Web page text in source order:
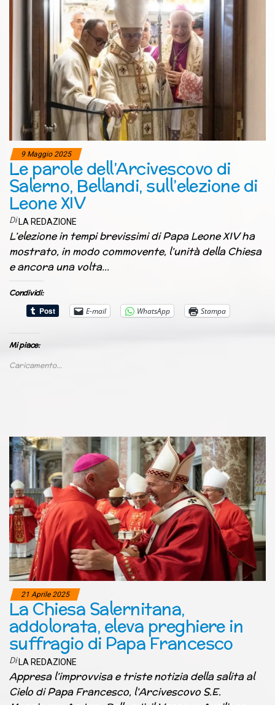
9 Maggio 2025
Le parole dell’Arcivescovo di
Salerno, Bellandi, sull’elezione di
Leone XIV
Di LA REDAZIONE
L’elezione in tempi brevissimi di Papa Leone XIV ha
mostrato, in modo commovente, l’unità della Chiesa
e ancora una volta…
Condividi:
E-mail
WhatsApp Stampa
Mi piace:
Caricamento...
21 Aprile 2025
La Chiesa Salernitana,
addolorata, eleva preghiere in
suffragio di Papa Francesco
Di LA REDAZIONE
Appresa l’improvvisa e triste notizia della salita al
Cielo di Papa Francesco, l’Arcivescovo S.E.